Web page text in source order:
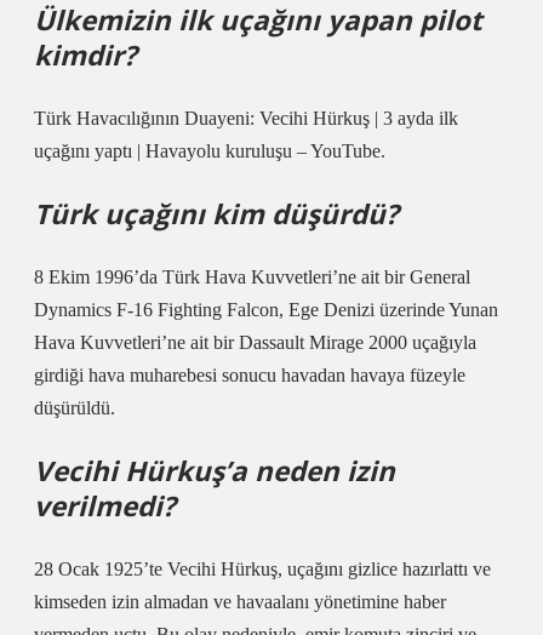
Ülkemizin ilk uçağını yapan pilot
kimdir?
Türk Havacılığının Duayeni: Vecihi Hürkuş | 3 ayda ilk
uçağını yaptı | Havayolu kuruluşu – YouTube.
Türk uçağını kim düşürdü?
8 Ekim 1996’da Türk Hava Kuvvetleri’ne ait bir General
Dynamics F-16 Fighting Falcon, Ege Denizi üzerinde Yunan
Hava Kuvvetleri’ne ait bir Dassault Mirage 2000 uçağıyla
girdiği hava muharebesi sonucu havadan havaya füzeyle
düşürüldü.
Vecihi Hürkuş’a neden izin
verilmedi?
28 Ocak 1925’te Vecihi Hürkuş, uçağını gizlice hazırlattı ve
kimseden izin almadan ve havaalanı yönetimine haber